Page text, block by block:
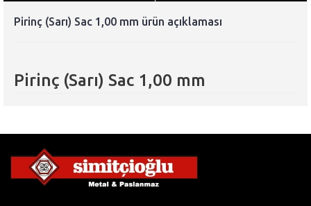
Pirinç (Sarı) Sac 1,00 mm ürün açıklaması
Pirinç (Sarı) Sac 1,00 mm